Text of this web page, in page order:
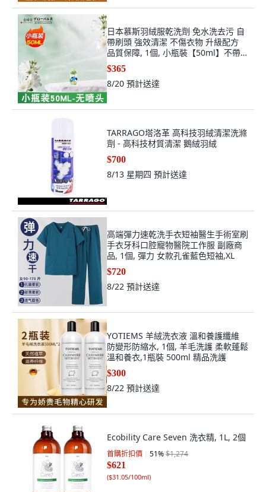
日本慕斯羽絨服乾洗劑 免水洗去污 自
帶刷頭 強效清潔 不傷衣物 升級配方
品質保障, 1個, 小瓶裝【50ml】不帶
刷頭-建議買大瓶,【官方正品】刷洗一
體丨慕斯乾洗丨去污留香
$365
8/20 預計送達
TARRAGO塔洛革 高科技羽絨清潔洗滌
劑 - 高科技材質清潔 鵝絨羽絨
$700
8/13 星期四 預計送達
高端彈力速乾洗手衣短袖醫生手術室刷
手衣牙科口腔寵物醫院工作服 副廠商
品, 1個, 彈力 女款孔雀藍色短袖,XL
$720
8/22 預計送達
YOTIEMS 羊絨洗衣液 溫和養護纖維
防變形防縮水, 1個, 羊毛洗護 柔軟蓬鬆
溫和養衣,1瓶裝 500ml 精品洗護
$300
8/22 預計送達
Ecobility Care Seven 洗衣精, 1L, 2個
首購折扣價 51%$1,274
$621
($31.05/100ml)